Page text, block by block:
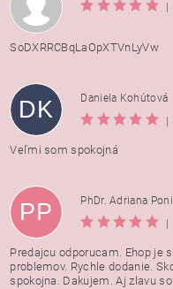
SoDXRRCBqLaOpXTVnLyVw
DK
Daniela Kohútová
Veľmi som spokojná
PP
PhDr. Adriana
Predajcu odporucam. Ehop je
problemov. Rychle dodanie.
spokojna. Dakujem. Aj zlavu